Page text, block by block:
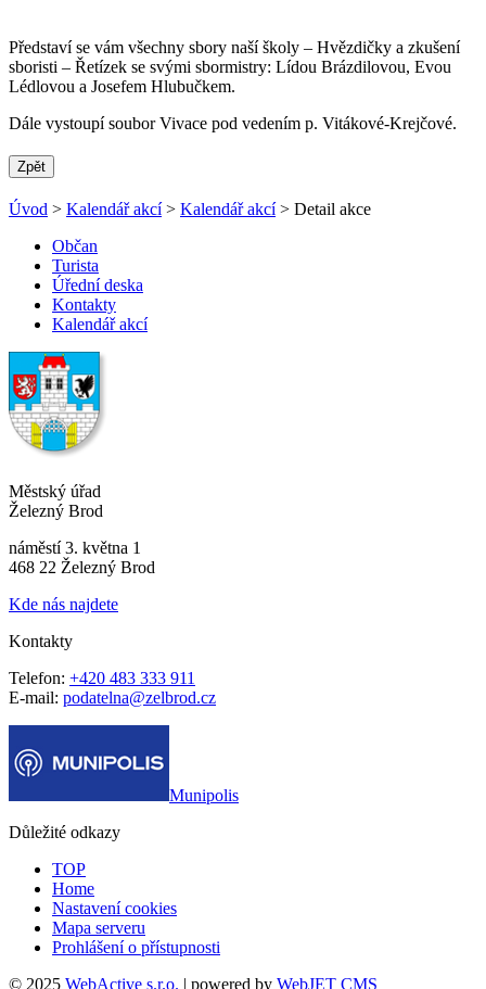
Představí se vám všechny sbory naší školy – Hvězdičky a zkušení
sboristi – Řetízek se svými sbormistry: Lídou Brázdilovou, Evou
Lédlovou a Josefem Hlubučkem.
Dále vystoupí soubor Vivace pod vedením p. Vitákové-Krejčové.
Zpět
Úvod > Kalendář akcí> Kalendář akcí> Detail akce
Občan
Turista
Úřední deska
Kontakty
Kalendář akcí
Městský úřad
Železný Brod
náměstí 3. května 1
468 22 Železný Brod
Kde nás najdete
Kontakty
Telefon: +420 483 333 911
E-mail: podatelna@zelbrod.cz
Munipolis
Důležité odkazy
TOP
Home
Nastavení cookies
Mapa serveru
Prohlášení o přístupnosti
© 2025 WebActive s.r.o. | powered by WebJET CMS